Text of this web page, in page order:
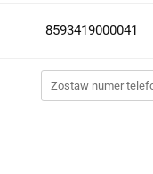
8593419000041